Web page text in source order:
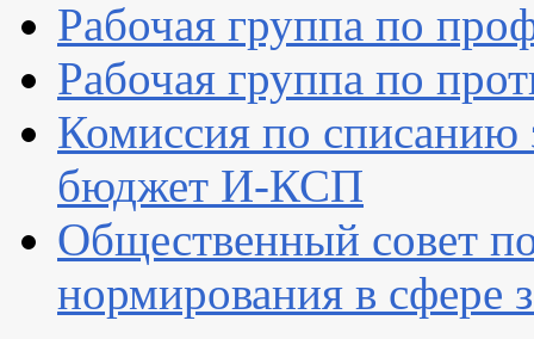
Рабочая группа по
Рабочая группа по
Комиссия по списанию
бюджет И-КСП
Общественный совет
нормирования в сфере